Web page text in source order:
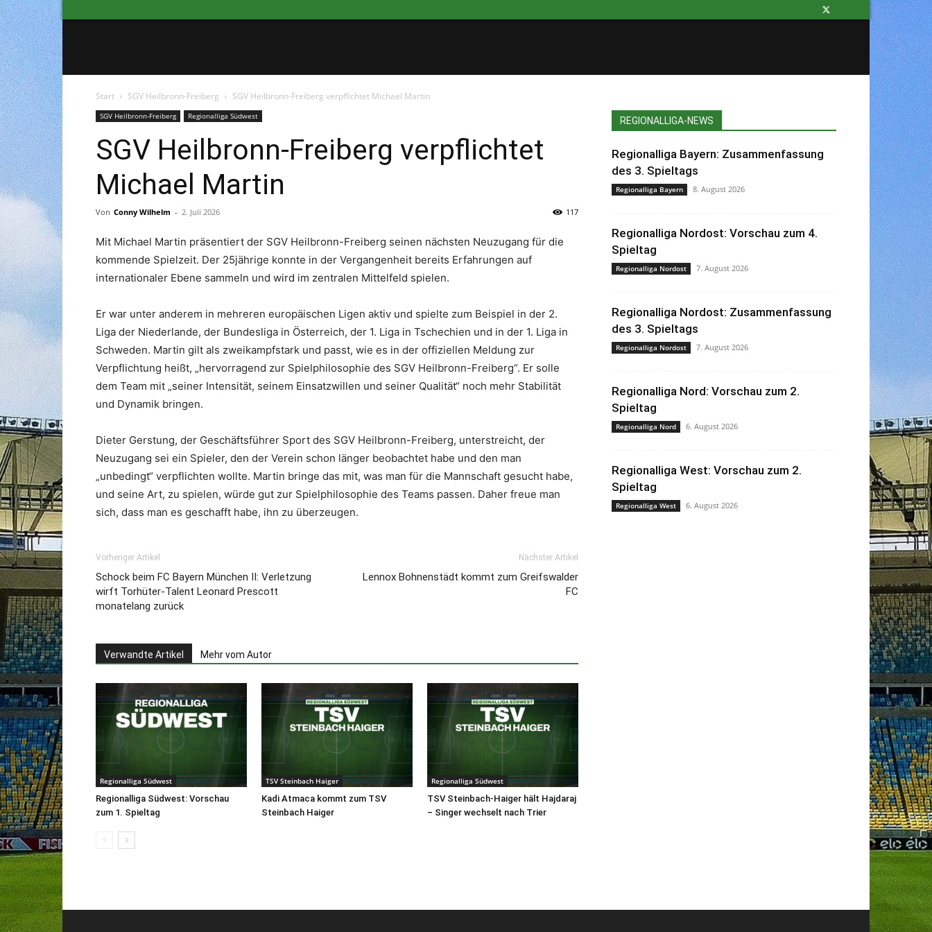
Start SGV Heilbronn-Freiberg SGV Heilbronn-Freiberg verpflichtet Michael Martin
SGV Heilbronn-Freiberg Regionalliga Südwest
SGV Heilbronn-Freiberg verpflichtet
Michael Martin
Von Conny Wilhelm - 2. Juli 2026 117
Mit Michael Martin präsentiert der SGV Heilbronn-Freiberg seinen nächsten Neuzugang für die
kommende Spielzeit. Der 25jährige konnte in der Vergangenheit bereits Erfahrungen auf
internationaler Ebene sammeln und wird im zentralen Mittelfeld spielen.
Er war unter anderem in mehreren europäischen Ligen aktiv und spielte zum Beispiel in der 2.
Liga der Niederlande, der Bundesliga in Österreich, der 1. Liga in Tschechien und in der 1. Liga in
Schweden. Martin gilt als zweikampfstark und passt, wie es in der offiziellen Meldung zur
Verpflichtung heißt, „hervorragend zur Spielphilosophie des SGV Heilbronn-Freiberg“. Er solle
dem Team mit „seiner Intensität, seinem Einsatzwillen und seiner Qualität“ noch mehr Stabilität
und Dynamik bringen.
Dieter Gerstung, der Geschäftsführer Sport des SGV Heilbronn-Freiberg, unterstreicht, der
Neuzugang sei ein Spieler, den der Verein schon länger beobachtet habe und den man
„unbedingt“ verpflichten wollte. Martin bringe das mit, was man für die Mannschaft gesucht habe,
und seine Art, zu spielen, würde gut zur Spielphilosophie des Teams passen. Daher freue man
sich, dass man es geschafft habe, ihn zu überzeugen.
Vorheriger Artikel
Schock beim FC Bayern München II: Verletzung
wirft Torhüter-Talent Leonard Prescott
monatelang zurück
Nächster Artikel
Lennox Bohnenstädt kommt zum Greifswalder
FC
Verwandte Artikel Mehr vom Autor
Regionalliga Südwest
Regionalliga Südwest: Vorschau
zum 1. Spieltag
TSV Steinbach Haiger
Kadi Atmaca kommt zum TSV
Steinbach Haiger
Regionalliga Südwest
TSV Steinbach-Haiger hält Hajdaraj
– Singer wechselt nach Trier
REGIONALLIGA-NEWS
Regionalliga Bayern: Zusammenfassung
des 3. Spieltags
Regionalliga Bayern 8. August 2026
Regionalliga Nordost: Vorschau zum 4.
Spieltag
Regionalliga Nordost 7. August 2026
Regionalliga Nordost: Zusammenfassung
des 3. Spieltags
Regionalliga Nordost 7. August 2026
Regionalliga Nord: Vorschau zum 2.
Spieltag
Regionalliga Nord 6. August 2026
Regionalliga West: Vorschau zum 2.
Spieltag
Regionalliga West 6. August 2026